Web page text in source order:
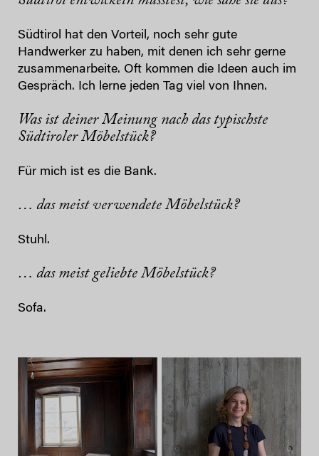
Südtirol hat den Vorteil, noch sehr gute
Handwerker zu haben, mit denen ich sehr gerne
zusammenarbeite. Oft kommen die Ideen auch im
Gespräch. Ich lerne jeden Tag viel von Ihnen.
Was ist deiner Meinung nach das typischste
Südtiroler Möbelstück?
Für mich ist es die Bank.
… das meist verwendete Möbelstück?
Stuhl.
… das meist geliebte Möbelstück?
Sofa.